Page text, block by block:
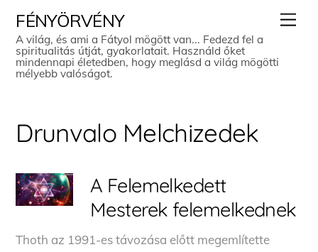
content
FÉNYÖRVÉNY
A világ, és ami a Fátyol mögött van... Fedezd fel a
spiritualitás útját, gyakorlatait. Használd őket
mindennapi életedben, hogy meglásd a világ mögötti
mélyebb valóságot.
Drunvalo Melchizedek
A Felemelkedett
Mesterek felemelkednek
Thoth az 1991-es távozása előtt megemlítette